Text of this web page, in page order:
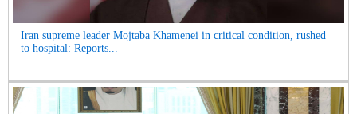
Iran supreme leader Mojtaba Khamenei in critical condition, rushed
to hospital: Reports...